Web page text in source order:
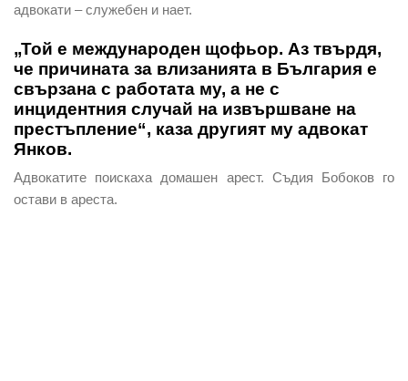
адвокати – служебен и нает.
„Той е международен щофьор. Аз твърдя,
че причината за влизанията в България е
свързана с работата му, а не с
инцидентния случай на извършване на
престъпление“, каза другият му адвокат
Янков.
Адвокатите поискаха домашен арест. Съдия Бобоков го
остави в ареста.